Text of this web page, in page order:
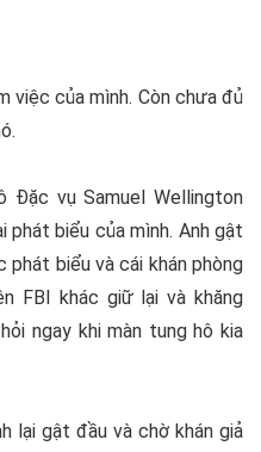
việc của mình. Còn chưa đủ
Đặc vụ Samuel Wellington
phát biểu của mình. Anh gật
phát biểu và cái khán phòng
FBI khác giữ lại và khăng
ngay khi màn tung hô kia
lại gật đầu và chờ khán giả